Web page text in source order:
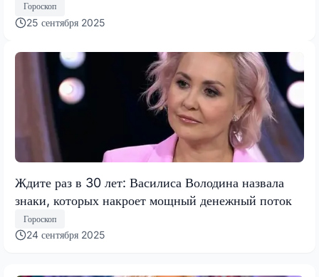
Гороскоп
25 сентября 2025
Ждите раз в 30 лет: Василиса Володина назвала
знаки, которых накроет мощный денежный поток
Гороскоп
24 сентября 2025